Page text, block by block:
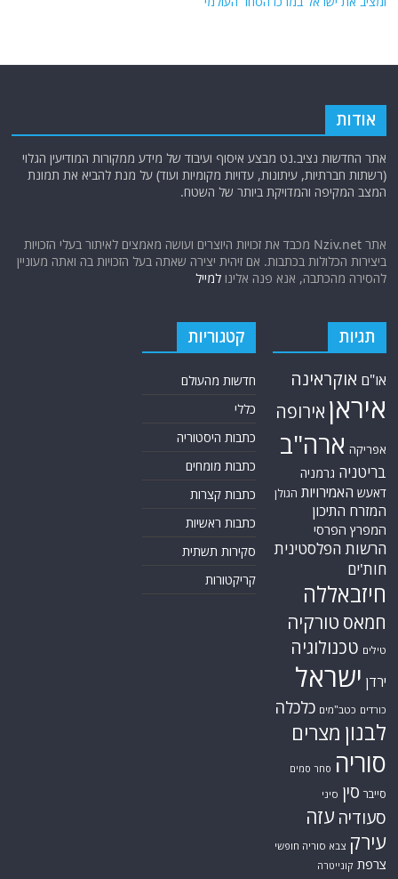
אתר החדשות נציב.נט מבצע איסוף ועיבוד של מידע ממקורות המודיעין הגלוי
אתר Nziv.net מכבד את זכויות היוצרים ועושה מאמצים לאיתור בעלי הזכויות
ביצירות הכלולות בכתבות. אם זיהית יצירה שאתה בעל הזכויות בה ואתה מעוניין
להסירה מהכתבה, אנא פנה אלינולמייל
תגיות
או"ם אוקראינה
איראן
אפריקה ארה"ב
בריטניה גרמניה
דאעש האמירויות
המזרח התיכון
המפרץ הפרסי
הרשות הפלסטינית
חות'ים
חיזבאללה
חמאסטורקיה
טילים טכנולוגיה
ירדן ישראל
כורדים כטב"מים כלכלה
לבנוןמצרים
סוריה סחר סמים
סעודיהעזה
עירק
צרפת קונייטרה
קורונה קטאר
רוסיה רפואה
שיעים תוכנית הגרעין
תימן
קטגוריות
חדשות מהעולם
כתבות היסטוריה
כתבות מומחים
כתבות קצרות